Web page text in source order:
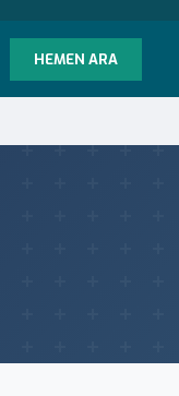
HEMEN ARA